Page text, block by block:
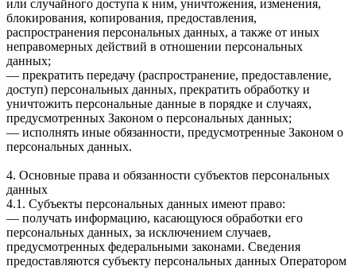
или случайного доступа к ним, уничтожения, изменения,
блокирования, копирования, предоставления,
распространения персональных данных, а также от иных
неправомерных действий в отношении персональных
данных;
— прекратить передачу (распространение, предоставление,
доступ) персональных данных, прекратить обработку и
уничтожить персональные данные в порядке и случаях,
предусмотренных Законом о персональных данных;
— исполнять иные обязанности, предусмотренные Законом о
персональных данных.
4. Основные права и обязанности субъектов персональных
данных
4.1. Субъекты персональных данных имеют право:
— получать информацию, касающуюся обработки его
персональных данных, за исключением случаев,
предусмотренных федеральными законами. Сведения
предоставляются субъекту персональных данных Оператором